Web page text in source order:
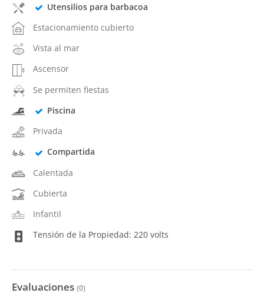
Utensilios para barbacoa
Estacionamiento cubierto
Vista al mar
Ascensor
Se permiten fiestas
Piscina
Privada
Compartida
Calentada
Cubierta
Infantil
Tensión de la Propiedad: 220 volts
Evaluaciones (0)